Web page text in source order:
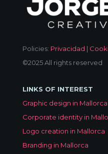
Policies: Privacidad |
©2025 All rights reserved
LINKS OF INTEREST
Graphic design in Mallorca
Corporate identity in
Logo creation in Mallorca
Branding in Mallorca